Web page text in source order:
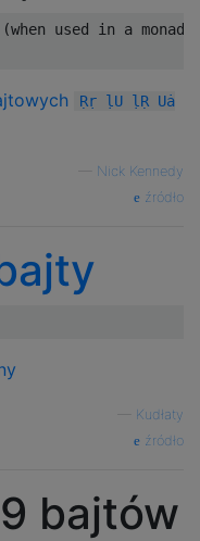
used in a
Ṛṛ ḷU ḷṚ Uȧ
Nick Kennedy
źródło
Kudłaty
źródło
bajtów